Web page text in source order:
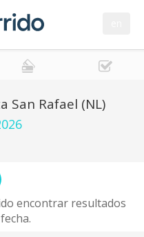
San Rafael (NL)
encontrar resultados